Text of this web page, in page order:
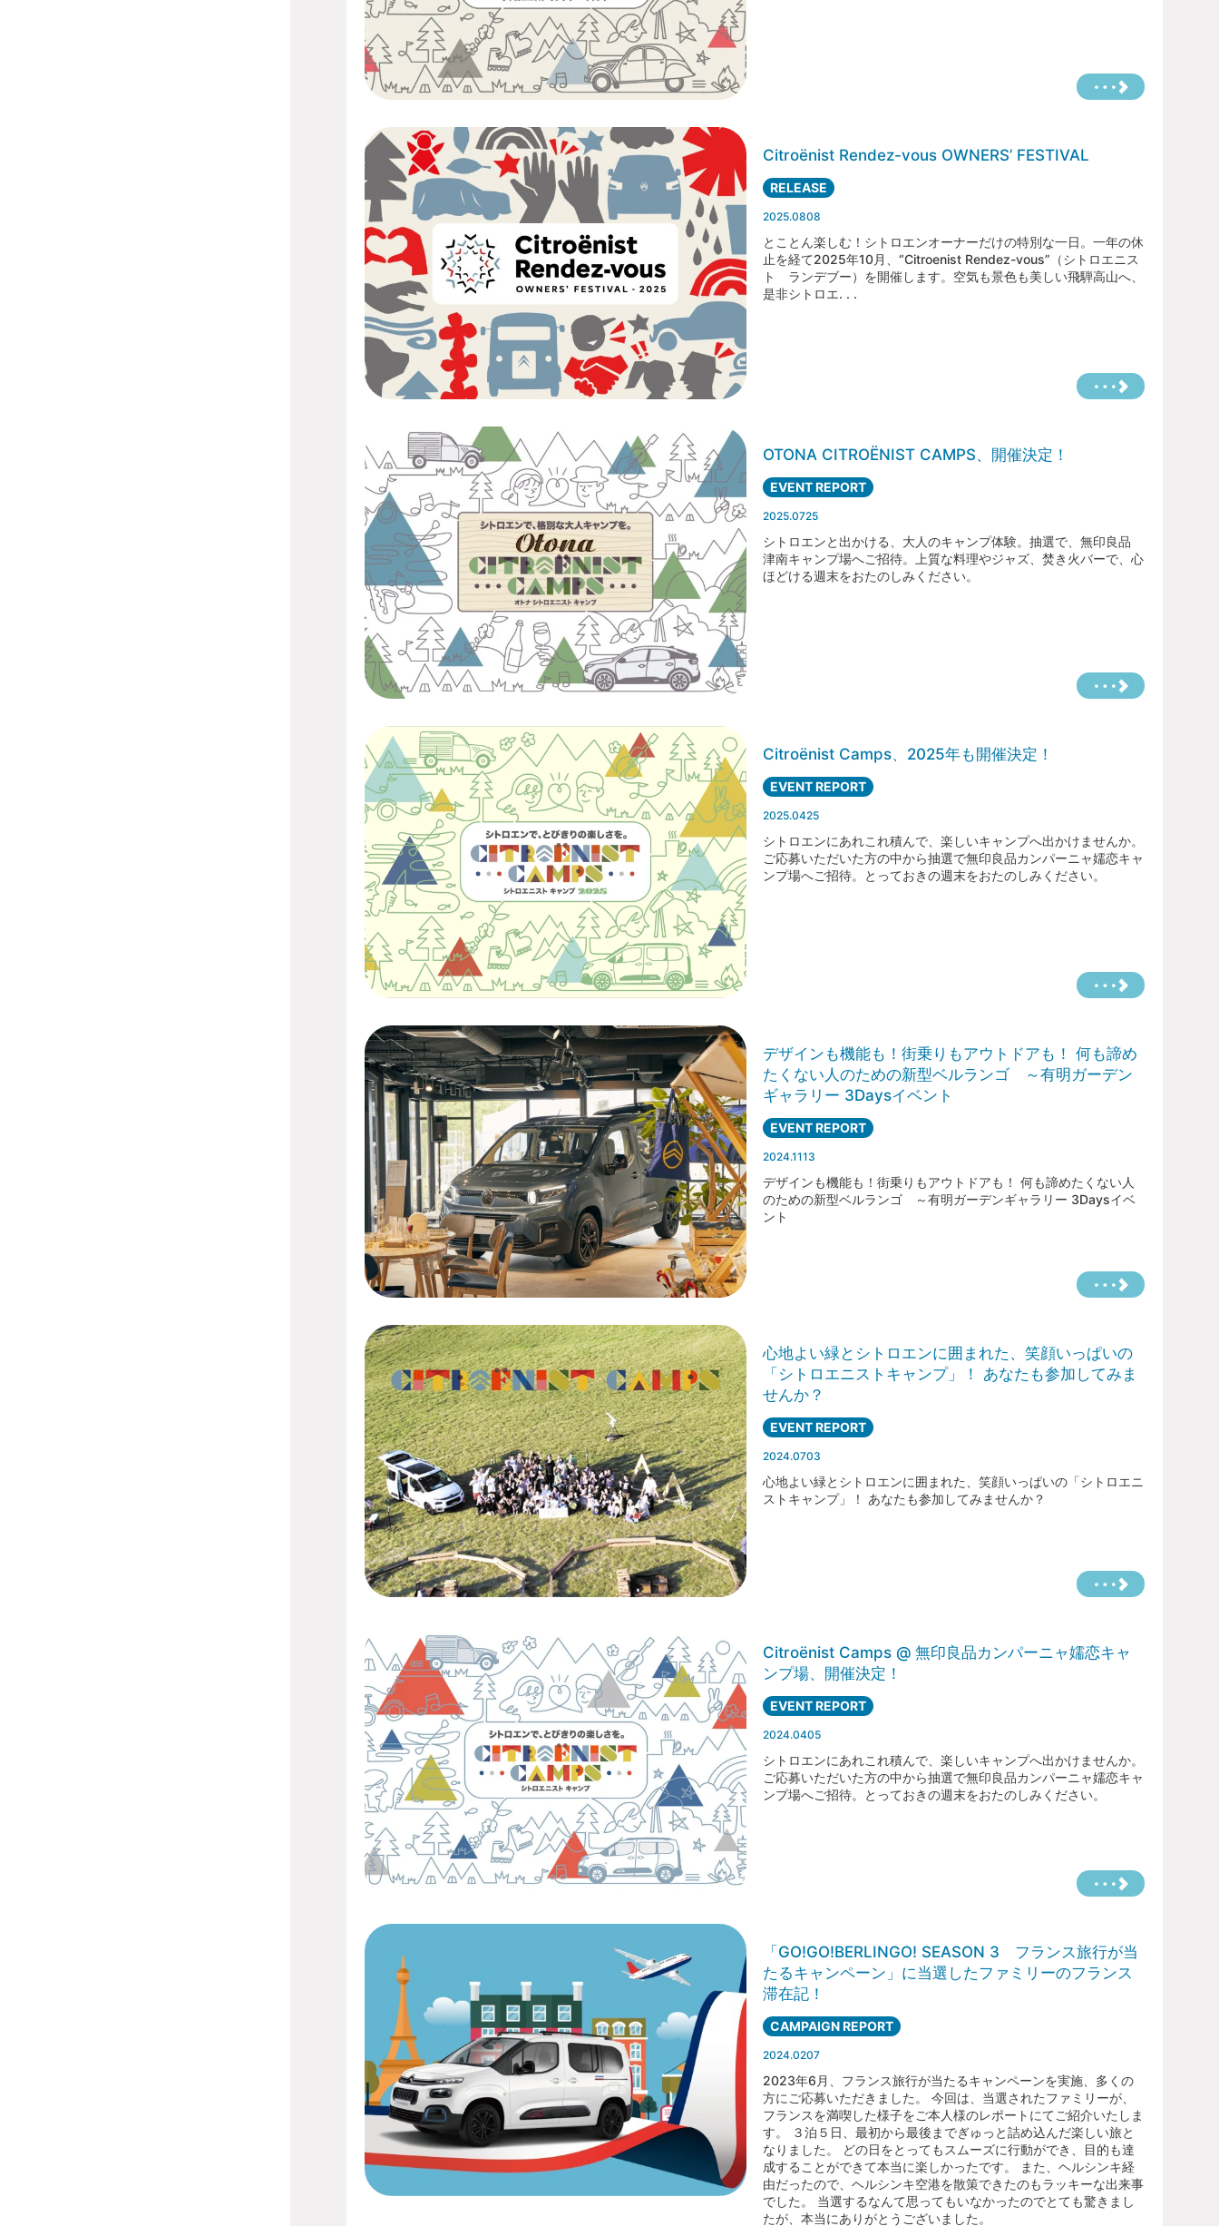
Citroënist Rendez-vous OWNERS’ FESTIVAL
RELEASE
2025.0808
とことん楽しむ！シトロエンオーナーだけの特別な一日。一年の休
止を経て2025年10月、“Citroenist Rendez-vous”（シトロエニス
ト ランデブー）を開催します。空気も景色も美しい飛騨高山へ、
是非シトロエ. . .
OTONA CITROËNIST CAMPS、開催決定！
EVENT REPORT
2025.0725
シトロエンと出かける、大人のキャンプ体験。抽選で、無印良品
津南キャンプ場へご招待。上質な料理やジャズ、焚き火バーで、心
ほどける週末をおたのしみください。
Citroënist Camps、2025年も開催決定！
EVENT REPORT
2025.0425
シトロエンにあれこれ積んで、楽しいキャンプへ出かけませんか。
ご応募いただいた方の中から抽選で無印良品カンパーニャ嬬恋キャ
ンプ場へご招待。とっておきの週末をおたのしみください。
デザインも機能も！街乗りもアウトドアも！ 何も諦め
たくない人のための新型ベルランゴ ～有明ガーデン
ギャラリー 3Daysイベント
EVENT REPORT
2024.1113
デザインも機能も！街乗りもアウトドアも！ 何も諦めたくない人
のための新型ベルランゴ ～有明ガーデンギャラリー 3Daysイベ
ント
心地よい緑とシトロエンに囲まれた、笑顔いっぱいの
「シトロエニストキャンプ」！ あなたも参加してみま
せんか？
EVENT REPORT
2024.0703
心地よい緑とシトロエンに囲まれた、笑顔いっぱいの「シトロエニ
ストキャンプ」！ あなたも参加してみませんか？
Citroënist Camps @ 無印良品カンパーニャ嬬恋キャ
ンプ場、開催決定！
EVENT REPORT
2024.0405
シトロエンにあれこれ積んで、楽しいキャンプへ出かけませんか。
ご応募いただいた方の中から抽選で無印良品カンパーニャ嬬恋キャ
ンプ場へご招待。とっておきの週末をおたのしみください。
「GO!GO!BERLINGO! SEASON 3 フランス旅行が当
たるキャンペーン」に当選したファミリーのフランス
滞在記！
CAMPAIGN REPORT
2024.0207
2023年6月、フランス旅行が当たるキャンペーンを実施、多くの
方にご応募いただきました。 今回は、当選されたファミリーが、
フランスを満喫した様子をご本人様のレポートにてご紹介いたしま
す。 ３泊５日、最初から最後までぎゅっと詰め込んだ楽しい旅と
なりました。 どの日をとってもスムーズに行動ができ、目的も達
成することができて本当に楽しかったです。 また、ヘルシンキ経
由だったので、ヘルシンキ空港を散策できたのもラッキーな出来事
でした。 当選するなんて思ってもいなかったのでとても驚きまし
たが、本当にありがとうございました。